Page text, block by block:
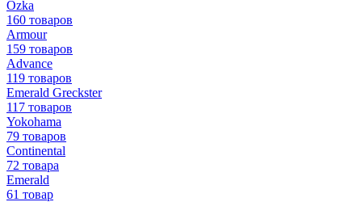
Ozka
160 товаров
Armour
159 товаров
Advance
119 товаров
Emerald Greckster
117 товаров
Yokohama
79 товаров
Continental
72 товара
Emerald
61 товар